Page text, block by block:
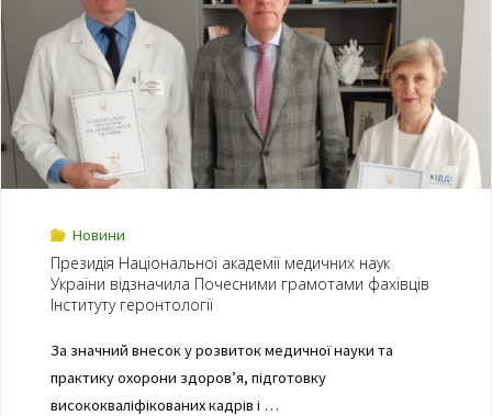
Новини
Президія Національної академії медичних наук
України відзначила Почесними грамотами фахівців
Інституту геронтології
За значний внесок у розвиток медичної науки та
практику охорони здоров’я, підготовку
висококваліфікованих кадрів і …